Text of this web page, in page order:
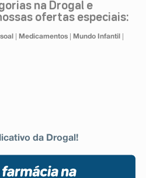
na Drogal e
ofertas especiais:
| Medicamentos| Mundo Infantil |
da Drogal!